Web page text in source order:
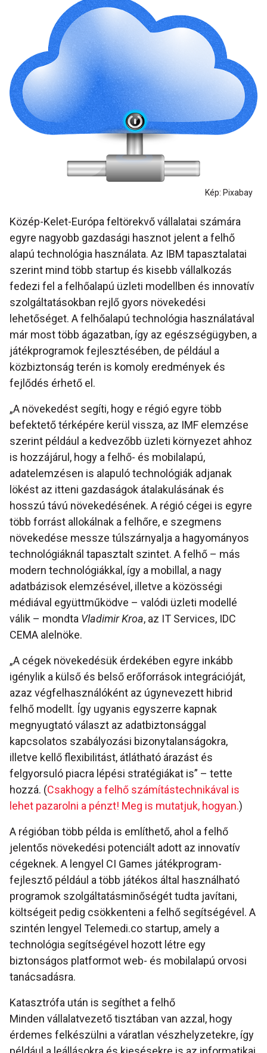
Kép: Pixabay
Közép-Kelet-Európa feltörekvő vállalatai számára
egyre nagyobb gazdasági hasznot jelent a felhő
alapú technológia használata. Az IBM tapasztalatai
szerint mind több startup és kisebb vállalkozás
fedezi fel a felhőalapú üzleti modellben és innovatív
szolgáltatásokban rejlő gyors növekedési
lehetőséget. A felhőalapú technológia használatával
már most több ágazatban, így az egészségügyben, a
játékprogramok fejlesztésében, de például a
közbiztonság terén is komoly eredmények és
fejlődés érhető el.
„A növekedést segíti, hogy e régió egyre több
befektető térképére kerül vissza, az IMF elemzése
szerint például a kedvezőbb üzleti környezet ahhoz
is hozzájárul, hogy a felhő- és mobilalapú,
adatelemzésen is alapuló technológiák adjanak
lökést az itteni gazdaságok átalakulásának és
hosszú távú növekedésének. A régió cégei is egyre
több forrást allokálnak a felhőre, e szegmens
növekedése messze túlszárnyalja a hagyományos
technológiáknál tapasztalt szintet. A felhő – más
modern technológiákkal, így a mobillal, a nagy
adatbázisok elemzésével, illetve a közösségi
médiával együttműködve – valódi üzleti modellé
válik – mondta Vladimir Kroa, az IT Services, IDC
CEMA alelnöke.
„A cégek növekedésük érdekében egyre inkább
igénylik a külső és belső erőforrások integrációját,
azaz végfelhasználóként az úgynevezett hibrid
felhő modellt. Így ugyanis egyszerre kapnak
megnyugtató választ az adatbiztonsággal
kapcsolatos szabályozási bizonytalanságokra,
illetve kellő flexibilitást, átlátható árazást és
felgyorsuló piacra lépési stratégiákat is” – tette
hozzá. (Csakhogy a felhő számítástechnikával is
lehet pazarolni a pénzt! Meg is mutatjuk, hogyan.)
A régióban több példa is említhető, ahol a felhő
jelentős növekedési potenciált adott az innovatív
cégeknek. A lengyel CI Games játékprogram-
fejlesztő például a több játékos által használható
programok szolgáltatásminőségét tudta javítani,
költségeit pedig csökkenteni a felhő segítségével. A
szintén lengyel Telemedi.co startup, amely a
technológia segítségével hozott létre egy
biztonságos platformot web- és mobilalapú orvosi
tanácsadásra.
Katasztrófa után is segíthet a felhő
Minden vállalatvezető tisztában van azzal, hogy
érdemes felkészülni a váratlan vészhelyzetekre, így